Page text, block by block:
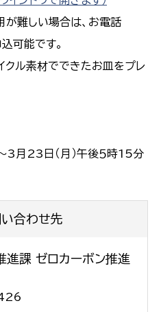
難しい場合は、お電話
可能です。
クル素材でできたお皿をプレ
3月23日（月）午後５時15分
合わせ先
進課 ゼロカーボン推進